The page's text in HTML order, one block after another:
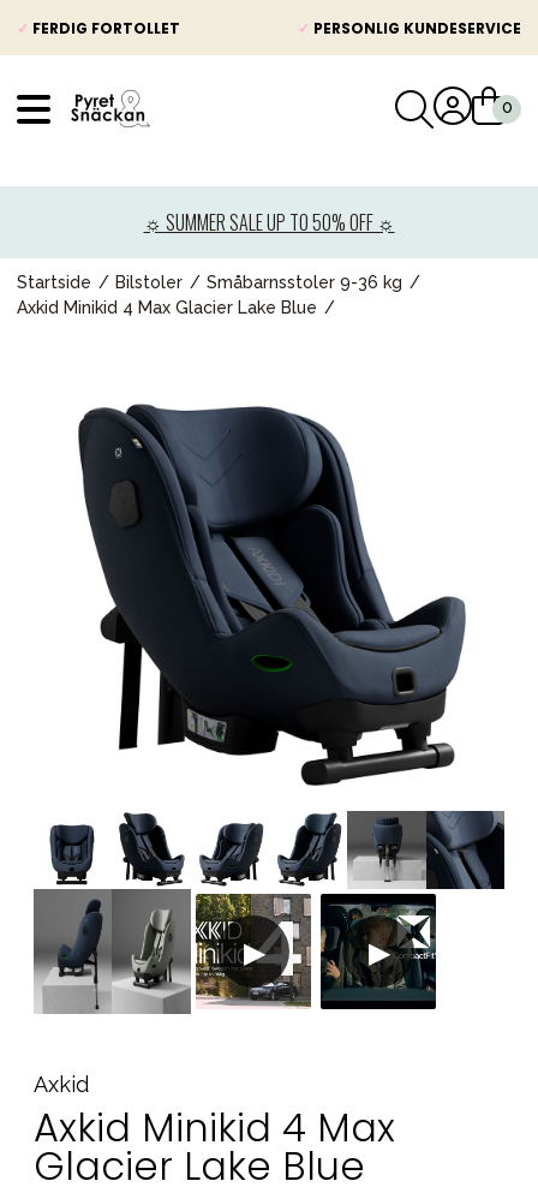
✓ FERDIG FORTOLLET ✓ PERSONLIG KUNDESERVICE
☼ SUMMER SALE UP TO 50% OFF ☼
Startside Bilstoler
Småbarnsstoler 9-36 kg
Axkid Minikid 4 Max Glacier Lake Blue
Axkid
Axkid Minikid 4 Max
Glacier Lake Blue
Barnevogner
Bilstol
Leker og spill
Mamma & Pappa
Møbler & seng
Tilbehør
Reservedeler
Kampanjer
Tips om gaver
Våre favoritter
Varemerker
Sol og bading Outlet
Veiledning
Kontakt oss på
Butikken vår